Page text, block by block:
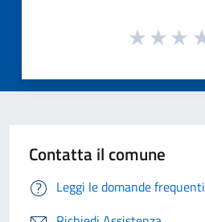
Contatta il comune
Leggi le domande frequenti